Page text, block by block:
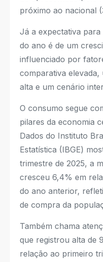
próximo ao nacional
Já a expectativa
do ano é de um
influenciado por
comparativa elevada,
alta e um cenário
O consumo segue
pilares da economia
Dados do Instituto
Estatística (IBGE)
trimestre de 2025, a
cresceu 6,4% em
do ano anterior,
de compra da
Também chama
que registrou alta de
relação ao primeiro